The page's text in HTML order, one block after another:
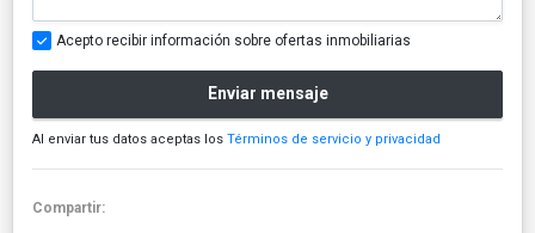
Acepto recibir información sobre ofertas inmobiliarias
Enviar mensaje
Al enviar tus datos aceptas los Términos de servicio y privacidad
Compartir: